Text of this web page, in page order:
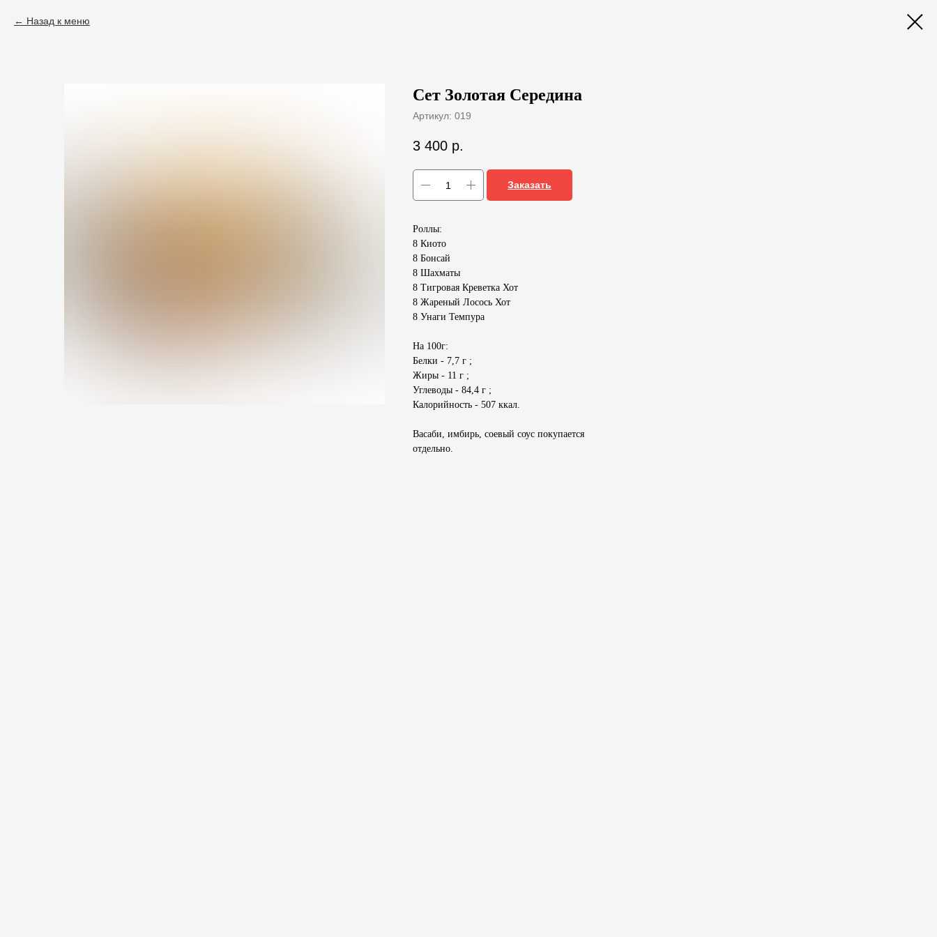
Назад к меню
Сет Золотая Середина
Артикул: 019
3 400 р.
Заказать
Роллы:
8 Киото
8 Бонсай
8 Шахматы
8 Тигровая Креветка Хот
8 Жареный Лосось Хот
8 Унаги Темпура
На 100г:
Белки - 7,7 г ;
Жиры - 11 г ;
Углеводы - 84,4 г ;
Калорийность - 507 ккал.
Васаби, имбирь, соевый соус покупается
отдельно.